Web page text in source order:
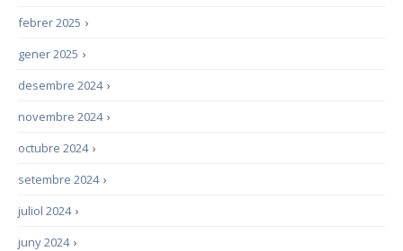
›
febrer 2025
›
gener 2025
›
desembre 2024
›
novembre 2024
›
octubre 2024
›
setembre 2024
›
juliol 2024
›
juny 2024